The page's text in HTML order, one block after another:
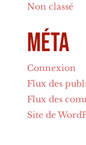
Non classé
Méta
Connexion
Flux des
Flux des
Site de